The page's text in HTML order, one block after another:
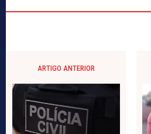
ARTIGO ANTERIOR